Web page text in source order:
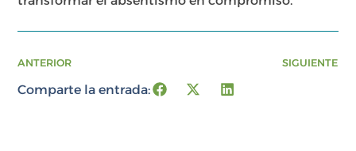
ANTERIOR SIGUIENTE
Comparte la entrada: